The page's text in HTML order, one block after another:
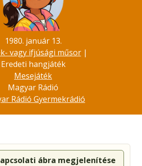
1980. január 13.
vagy ifjúsági műsor|
Eredeti hangjáték
Mesejáték
Magyar Rádió
Rádió Gyermekrádió
ábra megjelenítése